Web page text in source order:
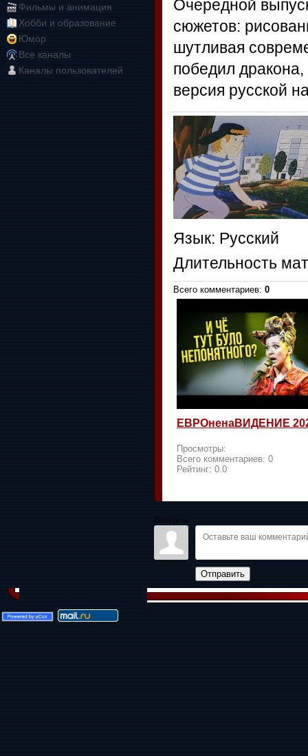
Фильмы и анимация
Хобби и образование
Юмор
Все каналы
Каналы пользователей
Очередной
сюжетов:
шутливая
победил
версия русской
Язык: Русский
Длительность
Всего комментариев: 0
ЕВРОненаВИДЕНИЕ
Просмотры:
Всего комментариев: 0
Рейтинг: 0.0
Войдите:
Отправить